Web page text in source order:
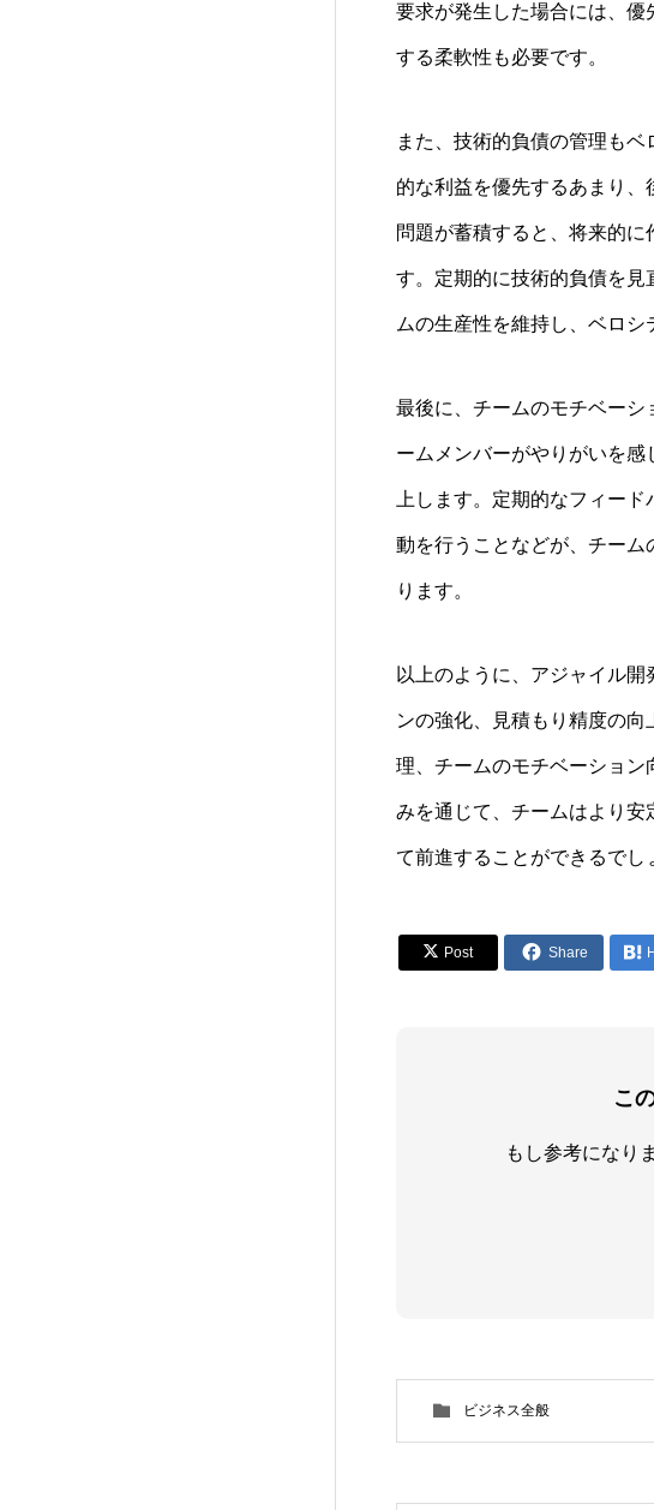
要求が発生した場合には、
する柔軟性も必要です。
また、技術的負債の管理も
的な利益を優先するあまり
問題が蓄積すると、将来的
す。定期的に技術的負債を
ムの生産性を維持し、ベロシ
最後に、チームのモチベー
ームメンバーがやりがいを
上します。定期的なフィー
動を行うことなどが、チー
ります。
以上のように、アジャイル
ンの強化、見積もり精度の
理、チームのモチベーション
みを通じて、チームはより
て前進することができるでし
 Post  Share 
こ
もし参考になり
ビジネス全般